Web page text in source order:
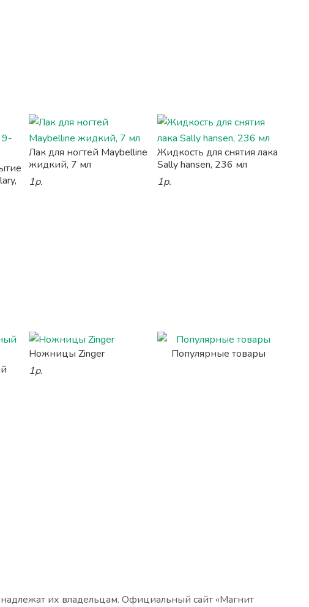
Лак для ногтей Maybelline
жидкий, 7 мл
1р.
Жидкость для снятия лака
Sally hansen, 236 мл
1р.
Ножницы Zinger
1р.
Популярные товары
их владельцам. Официальный сайт «Магнит